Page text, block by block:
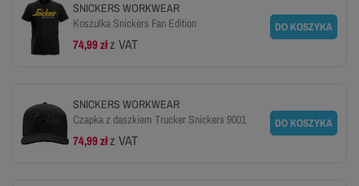
SNICKERS WORKWEAR
Koszulka Snickers Fan Edition
74,99 złz VAT
DO KOSZYKA
SNICKERS WORKWEAR
Czapka z daszkiem Trucker Snickers 9001
74,99 złz VAT
DO KOSZYKA